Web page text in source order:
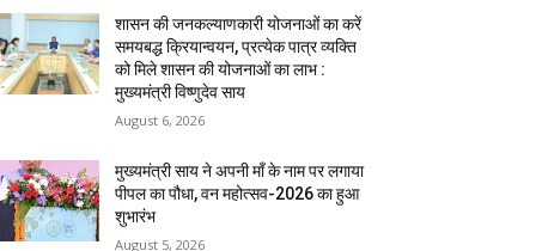
शासन की जनकल्याणकारी योजनाओं का करें
समयबद्ध क्रियान्वयन, प्रत्येक पात्र व्यक्ति
को मिले शासन की योजनाओं का लाभ :
मुख्यमंत्री विष्णुदेव साय
August 6, 2026
मुख्यमंत्री साय ने अपनी माँ के नाम पर लगाया
पीपल का पौधा, वन महोत्सव-2026 का हुआ
शुभारंभ
August 5, 2026